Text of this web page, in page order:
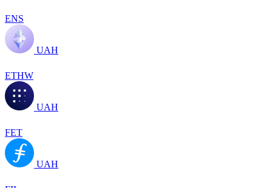
ENS
UAH
ETHW
UAH
FET
UAH